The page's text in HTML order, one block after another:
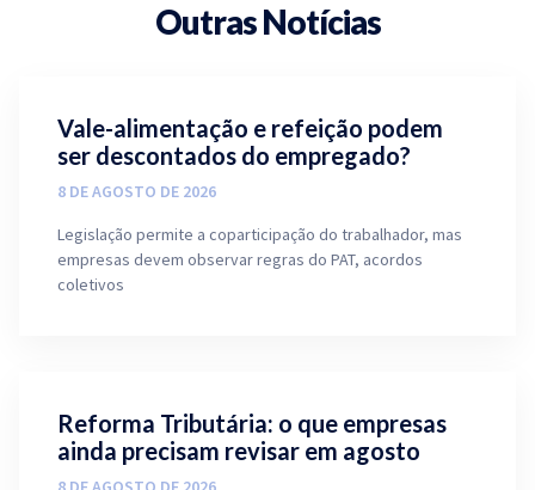
Outras Notícias
Vale-alimentação e refeição podem
ser descontados do empregado?
8 DE AGOSTO DE 2026
Legislação permite a coparticipação do trabalhador, mas
empresas devem observar regras do PAT, acordos
coletivos
Reforma Tributária: o que empresas
ainda precisam revisar em agosto